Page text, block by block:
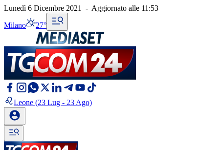
Lunedì 6 Dicembre 2021 - Aggiornato alle 11:53
Milano 27°
Leone (23 Lug - 23 Ago)